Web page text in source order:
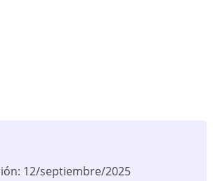
12/septiembre/2025